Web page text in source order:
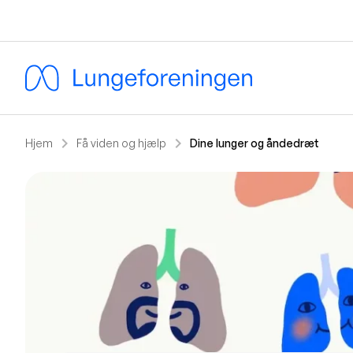
Hjem chevron_right Få viden og hjælp chevron_right Dine lunger og åndedræt